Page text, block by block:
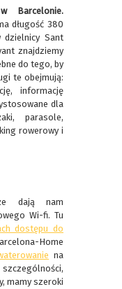
Barcelonie.
długość 380
Sant
znajdziemy
do tego, by
te obejmują:
informację
dla
parasole,
rowerowy i
dają nam
Wi-fi. Tu
dostępu do
Home
na
mamy szeroki